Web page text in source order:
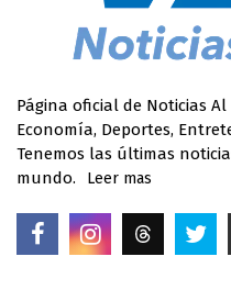
Página oficial de Noticias
Economía, Deportes,
Tenemos las últimas
mundo.
Leer mas